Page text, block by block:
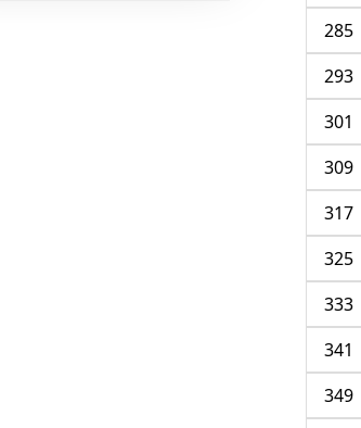
285
293
301
309
317
325
333
341
349